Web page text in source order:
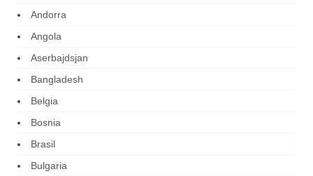
Andorra
Angola
Aserbajdsjan
Bangladesh
Belgia
Bosnia
Brasil
Bulgaria